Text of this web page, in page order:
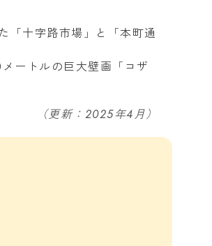
「十字路市場」と「本町通
ートルの巨大壁画「コザ
（更新：2025年4月）